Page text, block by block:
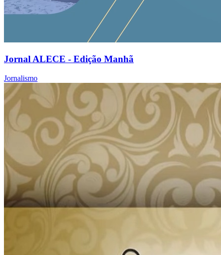
Jornal ALECE - Edição Manhã
Jornalismo